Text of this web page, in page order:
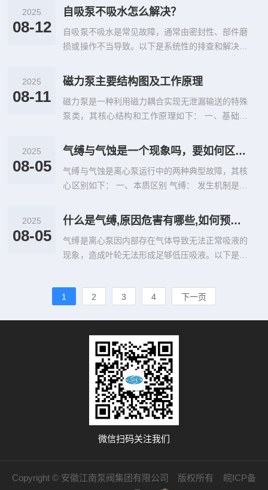
2025
08-12
自吸泵不吸水怎么解决？
自吸泵不吸水是常见故障，通常由密封性、部件磨
损或操作不当导致。以下是系统性的排查和解决方
2025
08-11
磁力泵主要结构图及工作原理
磁力泵是一种利用磁力耦合实现无泄漏输送的特殊
泵类，其核心结构和工作原理如下： 一、基础结
2025
08-05
气缚与气蚀是一个现象吗，要如何区分？
气缚与气蚀是离心泵运行中的两种典型故障，其核
心区别如下： 一、本质区别‌ 气缚‌： 发生机制‌是泵
2025
08-05
什么是气缚,原因危害有哪些,如何预防？
气缚是离心泵因内部存在气体导致无法正常吸液的
现象，造成叶轮无法形成足够低压吸液。以下是详
1 2 3 4 下一页
微信扫码关注我们
Copyright © 安徽江南泵阀集团有限公司 版权所有 皖ICP备